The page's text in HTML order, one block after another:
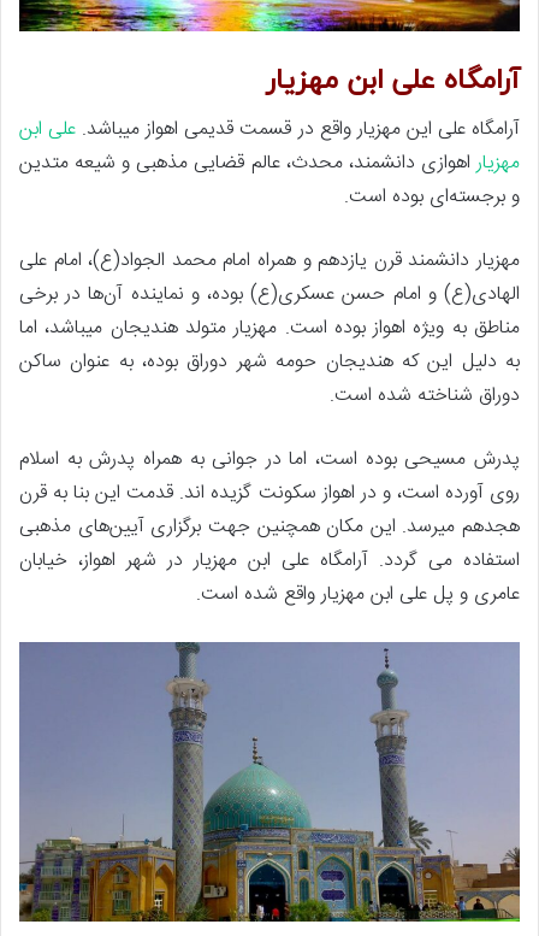
آرامگاه علی ابن مهزیار
آرامگاه علی این مهزیار واقع در قسمت قدیمی اهواز میباشد. علی ابن
مهزیاراهوازی دانشمند، محدث، عالم قضایی مذهبی و شیعه متدین
و برجسته‌ای بوده است.
مهزیار دانشمند قرن یازدهم و همراه امام محمد الجواد(ع)، امام علی
الهادی(ع) و امام حسن عسکری(ع) بوده، و نماینده آن‌ها در برخی
مناطق به ویژه اهواز بوده است. مهزیار متولد هندیجان میباشد، اما
به دلیل این که هندیجان حومه شهر دوراق بوده، به عنوان ساکن
دوراق شناخته شده است.
پدرش مسیحی بوده است، اما در جوانی به همراه پدرش به اسلام
روی آورده است، و در اهواز سکونت گزیده اند. قدمت این بنا به قرن
هجدهم میرسد. این مکان همچنین جهت برگزاری آیین‌های مذهبی
استفاده می گردد. آرامگاه علی ابن مهزیار در شهر اهواز، خیابان
عامری و پل علی ابن مهزیار واقع شده است.